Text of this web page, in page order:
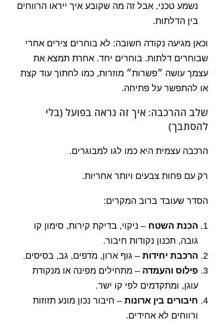
נשמע טכני, אבל זה מה שקובע איך ייראו הרווחים
בין הדלתות.
וכאן מגיעה נקודה חשובה: לא בוחרים צירים אחרי
שבוחרים דלתות. בוחרים יחד. אחרת תמצא את
עצמך עושה ״פשרות״ מוזרות, כמו לחתוך עוד קצת
או להתפשר על פתיחה.
שלב ההרכבה: איך זה נראה בפועל (בלי
להסתבך)
הרכבה עצמית היא כמו לגו למבוגרים.
רק עם פחות צבעים ויותר אחריות.
הסדר שעובד ברוב המקרים:
הכנת השטח – ניקוי, בדיקת קירות, סימון קו
גובה, תכנון נקודות חיבור.
הרכבת יחידות – גוף ארון, מדפים, גב, בסיסים.
פילוס והעמדה – מתחילים מפינה או מנקודת
עוגן, ומתקדמים לפי קו ישר.
חיבורים בין ארונות – חיבור נכון מונע תזוזות
ורווחים לא אחידים.